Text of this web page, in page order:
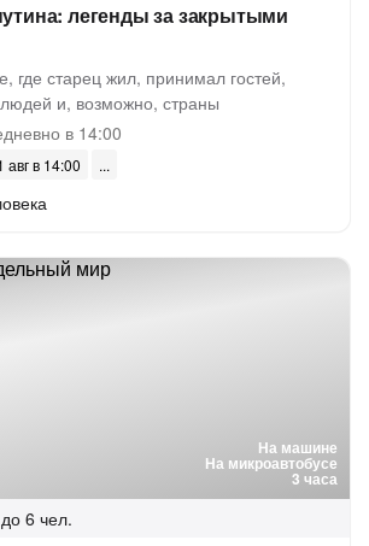
легенды за закрытыми
где старец жил, принимал гостей,
и, возможно, страны
в 14:00
авг в 14:00
На машине
На микроавтобусе
3 часа
до 6 чел.